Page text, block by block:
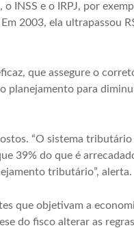
INSS e o IRPJ, por
2003, ela ultrapassou
que assegure o
planejamento para
“O sistema
39% do que é
tributário”, alerta.
que objetivam a
do fisco alterar as